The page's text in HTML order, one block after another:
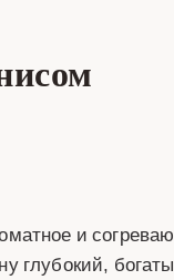
и
глубокий,